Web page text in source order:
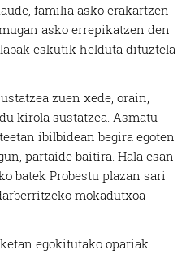
familia asko erakartzen
asko errepikatzen den
eskutik helduta dituztela
zuen xede, orain,
kirola sustatzea. Asmatu
ibilbidean begira egoten
partaide baitira. Hala esan
batek Probestu plazan sari
mokadutxoa
egokitutako opariak